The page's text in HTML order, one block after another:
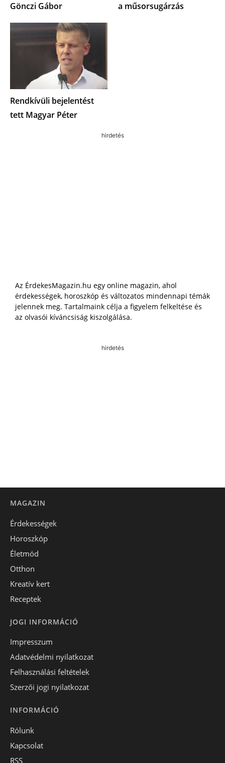
Gönczi Gábor
a műsorsugárzás
Rendkívüli bejelentést
tett Magyar Péter
hirdetés
Az ÉrdekesMagazin.hu egy online magazin, ahol
érdekességek, horoszkóp és változatos mindennapi témák
jelennek meg. Tartalmaink célja a figyelem felkeltése és
az olvasói kíváncsiság kiszolgálása.
hirdetés
MAGAZIN
Érdekességek
Horoszkóp
Életmód
Otthon
Kreatív kert
Receptek
JOGI INFORMÁCIÓ
Impresszum
Adatvédelmi nyilatkozat
Felhasználási feltételek
Szerzői jogi nyilatkozat
INFORMÁCIÓ
Rólunk
Kapcsolat
RSS